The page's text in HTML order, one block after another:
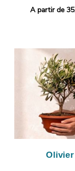
A partir de
Olivier